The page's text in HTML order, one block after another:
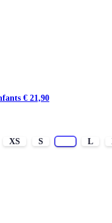
€ 21,90
XS S L